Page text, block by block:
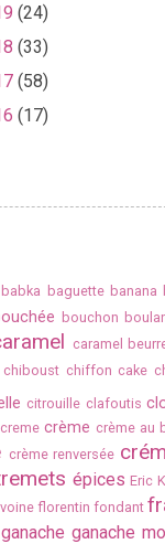
(24)
(33)
(58)
(17)
babka baguette banana
bouchon
caramel
chiboust chiffon cake
citrouille clafoutis
creme crème crème au
crème renversée
épices Eric
florentin fondant
ganache ganache